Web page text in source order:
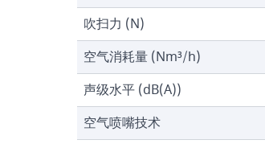
吹扫力 (N)
空气消耗量 (Nm³/h)
声级水平 (dB(A))
空气喷嘴技术